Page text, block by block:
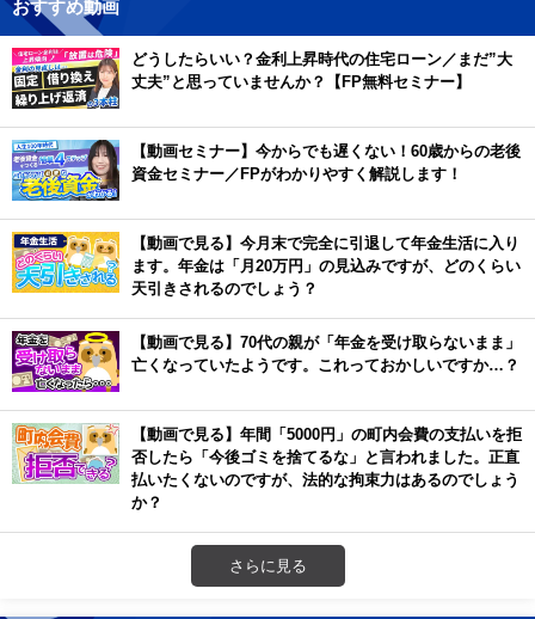
おすすめ動画
どうしたらいい？金利上昇時代の住宅ローン／まだ”大
丈夫”と思っていませんか？【FP無料セミナー】
【動画セミナー】今からでも遅くない！60歳からの老後
資金セミナー／FPがわかりやすく解説します！
【動画で見る】今月末で完全に引退して年金生活に入り
ます。年金は「月20万円」の見込みですが、どのくらい
天引きされるのでしょう？
【動画で見る】70代の親が「年金を受け取らないまま」
亡くなっていたようです。これっておかしいですか…？
【動画で見る】年間「5000円」の町内会費の支払いを拒
否したら「今後ゴミを捨てるな」と言われました。正直
払いたくないのですが、法的な拘束力はあるのでしょう
か？
さらに見る